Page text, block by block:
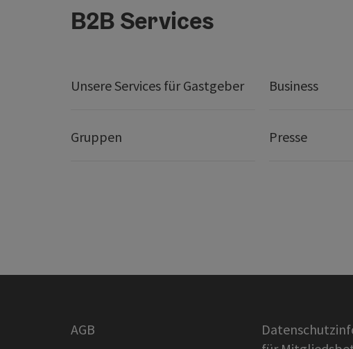
B2B Services
Unsere Services für Gastgeber Business
Gruppen Presse
AGB